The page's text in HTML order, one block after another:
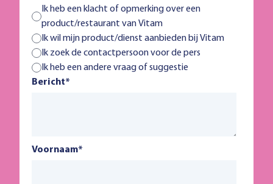
Ik heb een klacht of opmerking over een
product/restaurant van Vitam
Ik wil mijn product/dienst aanbieden bij Vitam
Ik zoek de contactpersoon voor de pers
Ik heb een andere vraag of suggestie
Bericht*
Voornaam*